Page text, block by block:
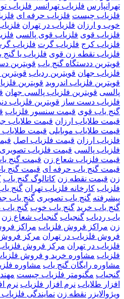
تهرانپارس فلزیاب تهرانسر فلزیاب توربو
فلزیاب چیست فلزیاب حرفه ای
خوب و ارزان فلزیاب در تهران
فلزیاب قوی فلزیاب قوی پالسی
فلزیاب کرج فلزیاب گرت فلزیاب
فلزیاب نقطه زن قوی فلزیاب یا گنج
قویترین ددستگاه گنج یاب قویترین
فلزیاب جهان قویترین ردیاب
قویترین فلزیاب اندروید قویترین
پالسی قویترین فلزیاب پالسی جهان
فلزیاب دست ساز قویترین فلزیاب
گنج یاب قوی قیمت سنسور فلزیاب
قیمت طلایاب ارزان قیمت طلایاب
قیمت طلایاب موبایلی قیمت
فلزیاب ارزان قیمت فلزیاب اصل
فلزیاب پالسی قیمت فلزیاب تصویری
قیمت فلزیاب شعاع زن قیمت گنج
قیمت گنج یاب حرفه ای قیمت گنج
زن قیمت نقطه زن کاتالوگ گنج یاب
فلزیاب کارخانه فلزیاب تهران گنج
پیشرفته گنج یاب تصویری گنج یاب
گنج یاب خرید گنج یاب خوب گنج
یاب ردیاب گنجیاب گنجیاب شعاع زن
زن مراکز فروش فلزیاب مراکز
فروش فلزیاب در تهران مرکز فروش
فلزیاب در تهران مرکز فروش
فلزیاب مشاوره خرید و فروش
مشاوره رایگان گنج یاب مشاوره
گنجیاب مگنومتر فلزیاب چیست
افزار طلایاب نرم افزار فلزیاب نرم
ویژوالایزر نقطه زن نمایندگی